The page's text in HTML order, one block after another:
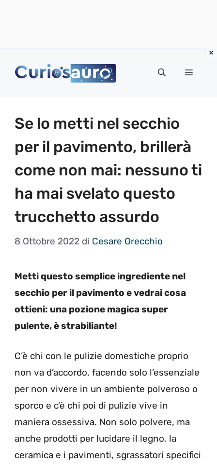
Menu
Se lo metti nel secchio
per il pavimento, brillerà
come non mai: nessuno ti
ha mai svelato questo
trucchetto assurdo
8 Ottobre 2022 di Cesare Orecchio
Metti questo semplice ingrediente nel
secchio per il pavimento e vedrai cosa
ottieni: una pozione magica super
pulente, è strabiliante!
C’è chi con le pulizie domestiche proprio
non va d’accordo, facendo solo l’essenziale
per non vivere in un ambiente polveroso o
sporco e c’è chi poi di pulizie vive in
maniera ossessiva. Non solo polvere, ma
anche prodotti per lucidare il legno, la
ceramica e i pavimenti, sgrassatori specifici